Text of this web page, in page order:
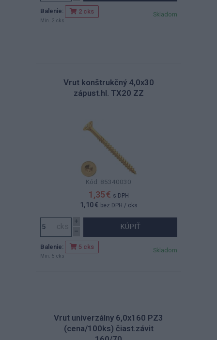
Balenie: 2 cks
Min. 2 cks
Skladom
Vrut konštrukčný 4,0x30
zápust.hl. TX20 ZZ
Kód: 85340030
1,35 € s DPH
1,10 € bez DPH / cks
KÚPIŤ
Balenie: 5 cks
Min. 5 cks
Skladom
Vrut univerzálny 6,0x160 PZ3
(cena/100ks) čiast.závit